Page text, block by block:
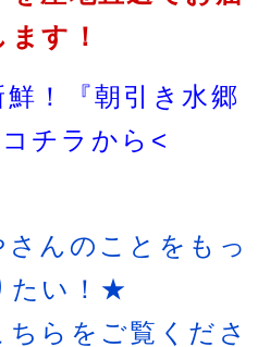
ます！
！『朝引き水郷
チラから<
んのことをもっ
たい！★
らをご覧くださ